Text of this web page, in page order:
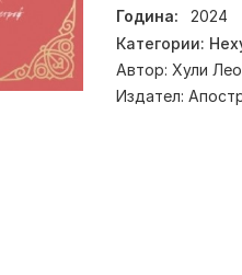
Година:
2024
Категории:
Автор: Хули
Издател: